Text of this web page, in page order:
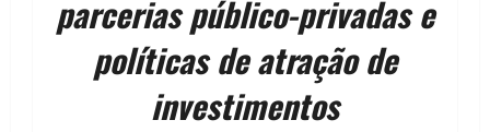
parcerias público-privadas e
políticas de atração de
investimentos